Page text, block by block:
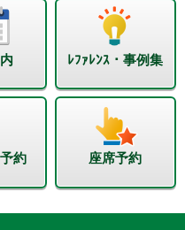
ﾚﾌｧﾚﾝｽ・事例集
約 座席予約